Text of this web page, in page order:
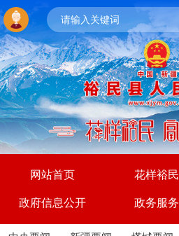
网站首页 花样裕民
政府信息公开 政务服务